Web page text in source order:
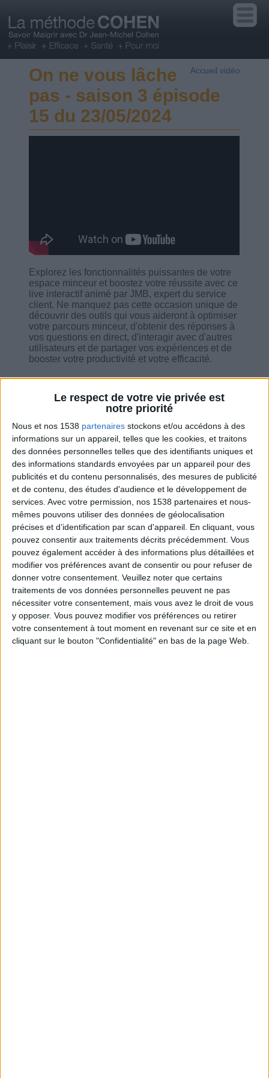
Le respect de votre vie privée est
notre priorité
Nous et nos 1538 partenaires stockons et/ou accédons à des
informations sur un appareil, telles que les cookies, et traitons
des données personnelles telles que des identifiants uniques et
des informations standards envoyées par un appareil pour des
publicités et du contenu personnalisés, des mesures de publicité
et de contenu, des études d'audience et le développement de
services. Avec votre permission, nos 1538 partenaires et nous-
mêmes pouvons utiliser des données de géolocalisation
précises et d’identification par scan d'appareil. En cliquant, vous
pouvez consentir aux traitements décrits précédemment. Vous
pouvez également accéder à des informations plus détaillées et
modifier vos préférences avant de consentir ou pour refuser de
donner votre consentement. Veuillez noter que certains
traitements de vos données personnelles peuvent ne pas
nécessiter votre consentement, mais vous avez le droit de vous
y opposer. Vous pouvez modifier vos préférences ou retirer
votre consentement à tout moment en revenant sur ce site et en
cliquant sur le bouton "Confidentialité" en bas de la page Web.
Accueil vidéo
On ne vous lâche
pas - saison 3 épisode
15 du 23/05/2024
Explorez les fonctionnalités puissantes de votre
espace minceur et boostez votre réussite avec ce
live interactif animé par JMB, expert du service
client. Ne manquez pas cette occasion unique de
découvrir des outils qui vous aideront à optimiser
votre parcours minceur, d'obtenir des réponses à
vos questions en direct, d'interagir avec d'autres
utilisateurs et de partager vos expériences et de
booster votre productivité et votre efficacité.
Combien de kilos souhaitez-vous perdre ?
Moins de
5 kilos
De 5 à 10
kilos
Plus de
10 kilos
Service-client & Motivation Voir tout
Les équipes du Service-client et de la
Communauté Savoir Maigrir vous aident
chaque semaine à vous rapprocher
sereinement de votre objectif minceur.
Votre bilan minceur(env. 2
min)